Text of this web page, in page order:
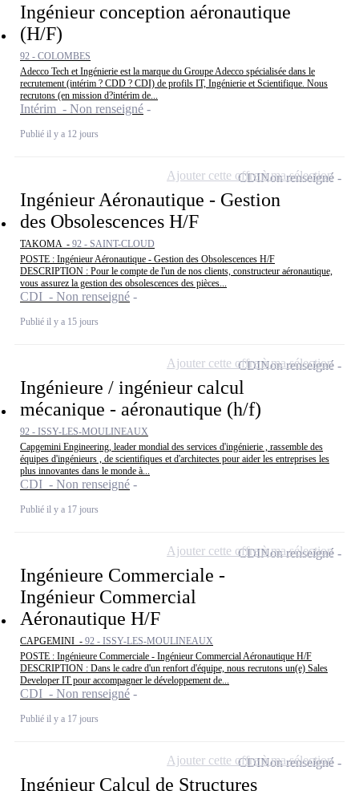
Ingénieur conception aéronautique
(H/F)
92 - COLOMBES
Adecco Tech et Ingénierie est la marque du Groupe Adecco spécialisée dans le
recrutement (intérim ? CDD ? CDI) de profils IT, Ingénierie et Scientifique. Nous
recrutons (en mission d?intérim de...
Intérim - Non renseigné
Publié il y a 12 jours
Ingénieur Aéronautique - Gestion
des Obsolescences H/F
TAKOMA - 92 - SAINT-CLOUD
POSTE : Ingénieur Aéronautique - Gestion des Obsolescences H/F
DESCRIPTION : Pour le compte de l'un de nos clients, constructeur aéronautique,
vous assurez la gestion des obsolescences des pièces...
CDI - Non renseigné
Publié il y a 15 jours
CDINon renseigné
Ajouter cette offre à ma sélection
Ingénieure / ingénieur calcul
mécanique - aéronautique (h/f)
92 - ISSY-LES-MOULINEAUX
Capgemini Engineering, leader mondial des services d'ingénierie , rassemble des
équipes d'ingénieurs , de scientifiques et d'architectes pour aider les entreprises les
plus innovantes dans le monde à...
CDI - Non renseigné
Publié il y a 17 jours
CDINon renseigné
Ajouter cette offre à ma sélection
Ingénieure Commerciale -
Ingénieur Commercial
Aéronautique H/F
CAPGEMINI - 92 - ISSY-LES-MOULINEAUX
POSTE : Ingénieure Commerciale - Ingénieur Commercial Aéronautique H/F
DESCRIPTION : Dans le cadre d'un renfort d'équipe, nous recrutons un(e) Sales
Developer IT pour accompagner le développement de...
CDI - Non renseigné
Publié il y a 17 jours
CDINon renseigné
Ajouter cette offre à ma sélection
Ingénieur Calcul de Structures
CDINon renseigné
Ajouter cette offre à ma sélection